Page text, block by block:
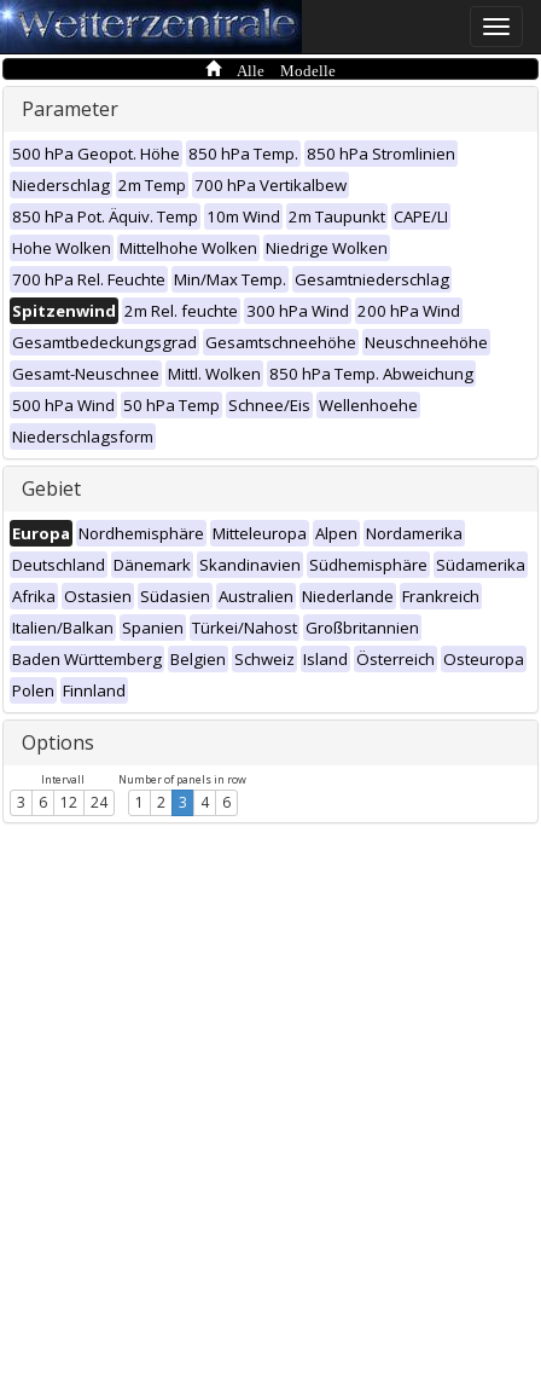
Toggle
Alle Modelle
Parameter
500 hPa Geopot. Höhe 850 hPa Temp. 850 hPa Stromlinien
Niederschlag 2m Temp 700 hPa Vertikalbew
850 hPa Pot. Äquiv. Temp 10m Wind 2m Taupunkt CAPE/LI
Hohe Wolken Mittelhohe Wolken Niedrige Wolken
700 hPa Rel. Feuchte Min/Max Temp. Gesamtniederschlag
Spitzenwind 2m Rel. feuchte 300 hPa Wind 200 hPa Wind
Gesamtbedeckungsgrad Gesamtschneehöhe Neuschneehöhe
Gesamt-Neuschnee Mittl. Wolken 850 hPa Temp. Abweichung
500 hPa Wind 50 hPa Temp Schnee/Eis Wellenhoehe
Niederschlagsform
Gebiet
Europa Nordhemisphäre Mitteleuropa Alpen Nordamerika
Deutschland Dänemark Skandinavien Südhemisphäre Südamerika
Afrika Ostasien Südasien Australien Niederlande Frankreich
Italien/Balkan Spanien Türkei/Nahost Großbritannien
Baden Württemberg Belgien Schweiz Island Österreich Osteuropa
Polen Finnland
Options
Intervall
3 6 12 24
Number of panels in row
1 2 3 4 6